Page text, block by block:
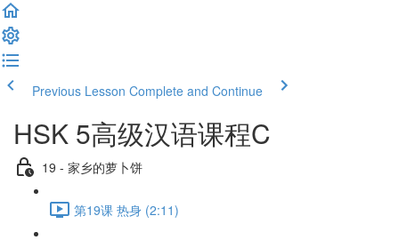
Previous Lesson Complete and Continue
HSK 5高级汉语课程C
19 - 家乡的萝卜饼
第19课 热身 (2:11)